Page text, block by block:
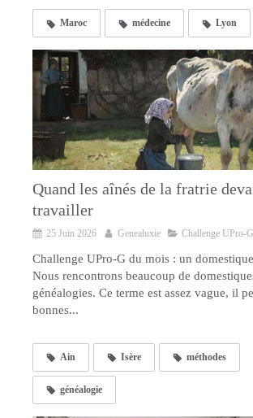
Maroc médecine Lyon
Quand les aînés de la fratrie
travailler
25 Juin 2026 Genealuxie Challenge UPro-G
Challenge UPro-G du mois : un domestique
Nous rencontrons beaucoup de
généalogies. Ce terme est assez vague, il
bonnes...
Ain Isère méthodes
généalogie